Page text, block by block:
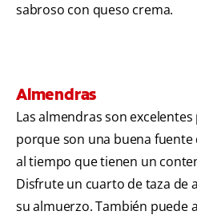
sabroso con queso crema.
Almendras
Las almendras son
porque son una buena fuente
al tiempo que tienen un
Disfrute un cuarto de taza de
su almuerzo. También puede